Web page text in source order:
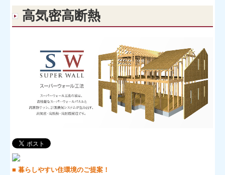
お客様の声
高気密高断熱
こだわり
施工の流れ
高気密高断熱
■ 暮らしやすい住環境のご提案！